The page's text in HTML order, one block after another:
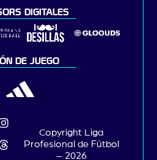
DIGITALES
DE JUEGO
Copyright Liga
Profesional de Fútbol
– 2026